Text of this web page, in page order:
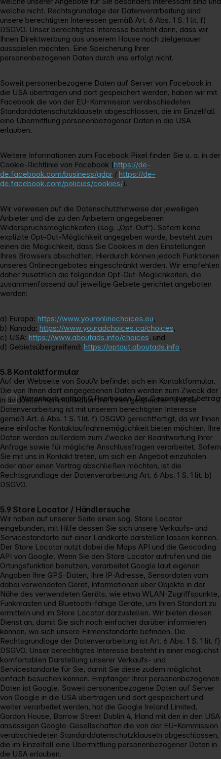
Warenkorb enthält 0 Positionen. Der Gesamtwert
welche nicht. Rechtsgrundlage der Datenverarbeitung sind
unsere berechtigten Interessen gemäß Art. 6 Abs. 1 S. 1 lit. f)
DSGVO. Unser berechtigtes Interesse besteht darin, dass wir
Ihnen Direktwerbung aus unserem Hause noch zielgenauer
ausspielen möchten. Eine Speicherung Ihrer
personenbezogenen Daten durch uns erfolgt nicht.
Soweit personenbezogene Daten auf Server von Facebook in
die USA übertragen und dort gespeichert werden, haben wir mit
Facebook die von der EU-Kommission verabschiedeten
Standarddatenschutzklauseln abgeschlossen, die im Einzelfall
eine Übermittlung personenbezogener Daten in die USA
erlauben.
Weitere Informationen zum Facebook Pixel finden Sie u. a. in der
Cookie-Richtlinie von Facebook (https://de-
de.facebook.com/business/gdpr / https://de-
de.facebook.com/policies/cookies/).
Wir verweisen auf die Datenschutzhinweise der jeweiligen
Anbieter und die zu den Anbietern angegebenen
Widerspruchsmöglichkeiten (sog. „Opt-Out“). Sofern keine
explizite Opt-Out-Möglichkeit angegeben wurde, besteht zum
einen die Möglichkeit, dass Sie Cookies in den Einstellungen
Ihres Browsers abschalten. Hierdurch können jedoch Funktionen
unseres Onlineangebotes eingeschränkt werden. Wir empfehlen
daher zusätzlich die folgenden Opt-Out-Möglichkeiten, die
zusammenfassend auf jeweilige Gebiete gerichtet angeboten
werden:
a) Europa: https://www.youronlinechoices.eu,
b) Kanada: https://www.youradchoices.ca/choices,
c) USA: https://www.aboutads.info/choices, und
d) Gebietsübergreifend: https://optout.aboutads.info.
5.8 Kontaktformular
Auf der Webseite von SoulAr befindet sich ein Kontaktformular.
Die von Ihnen dort eingegebenen Daten werden zum Zweck der
individuellen Kommunikation mit Ihnen gespeichert und die
Datenverarbeitung ist mit unserem berechtigten Interesse
gemäß Art. 6 Abs. 1 S. 1 lit. f) DSGVO gerechtfertigt, da wir Ihnen
eine einfache Kontaktaufnahmemöglichkeit bieten möchten. Ihre
Daten werden außerdem zum Zwecke der Beantwortung Ihrer
Anfrage sowie für mögliche Anschlussfragen verarbeitet. Sofern
Sie mit uns in Kontakt treten, um sich ein Angebot einzuholen
oder aber einen Vertrag abschließen möchten, ist die
Rechtsgrundlage der Datenverarbeitung Art. 6 Abs. 1 S. 1 lit. b)
DSGVO.
5.9 Store Locator / Händlersuche
Wir haben auf unserer Seite einen sog. Store Locator
eingebunden, mit Hilfe dessen Sie sich unsere Verkaufs- und
Servicestandorte auf einer Landkarte darstellen lassen können.
Der Store Locator nutzt dabei die Maps API und die Geocoding
API von Google. Wenn Sie den Store Locator aufrufen und die
Ortungsfunktion benutzen, verarbeitet Google laut eigenen
Angaben Ihre GPS-Daten, Ihre IP-Adresse, Sensordaten vom
dabei verwendeten Gerät, Informationen über Objekte in der
Nähe des verwendeten Geräts, wie etwa WLAN-Zugriffspunkte,
Funkmasten und Bluetooth-fähige Geräte, um Ihren Standort zu
ermitteln und im Store Locator darzustellen. Wir bieten diesen
Dienst an, damit Sie sich noch einfacher darüber informieren
können, wo sich unsere Firmenstandorte befinden. Die
Rechtsgrundlage der Datenverarbeitung ist Art. 6 Abs. 1 S. 1 lit. f)
DSGVO. Unser berechtigtes Interesse besteht in einer möglichst
komfortablen Darstellung unserer Verkaufs- und
Servicestandorte für Sie, damit Sie diese zudem möglichst
einfach besuchen können. Empfänger Ihrer personenbezogenen
Daten ist Google. Soweit personenbezogene Daten auf Server
von Google in die USA übertragen und dort gespeichert und
weiter verarbeitet werden, hat die Google Ireland Limited,
Gordon House, Barrow Street Dublin 4, Irland mit den in den USA
ansässigen Google-Gesellschaften die von der EU-Kommission
verabschiedeten Standarddatenschutzklauseln abgeschlossen,
die im Einzelfall eine Übermittlung personenbezogener Daten in
die USA erlauben.